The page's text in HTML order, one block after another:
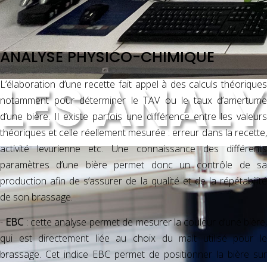
LES
ANALYSE PHYSICO-CHIMIQUE
L’élaboration d’une recette fait appel à des calculs théoriques
notamment pour déterminer le TAV ou le taux d’amertume
d’une bière. Il existe parfois une différence entre les valeurs
théoriques et celle réellement mesurée : erreur dans la recette,
activité levurienne etc. Une connaissance des différents
paramètres d’une bière permet donc un contrôle de sa
production afin de s’assurer de la qualité et de la répétabilité
de son brassage.
-EBC: cette analyse permet de mesurer la couleur d’une bière,
qui est directement liée au choix du malt utilisé pour le
brassage. Cet indice EBC permet de positionner la bière sur